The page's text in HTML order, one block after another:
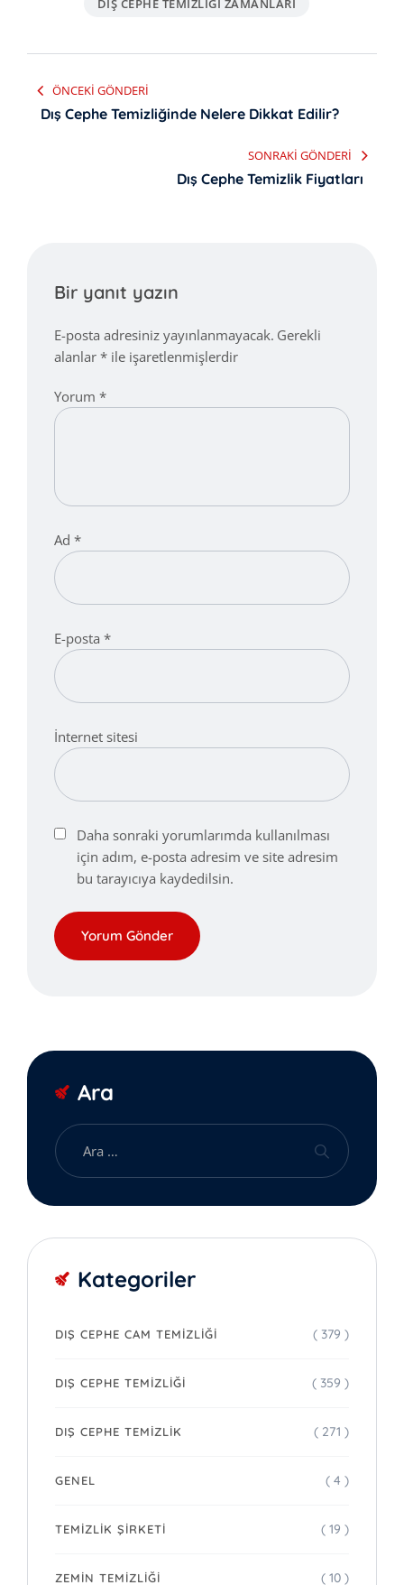
DIŞ CEPHE TEMIZLIĞI ZAMANLARI
Yazı
gezinmesi
ÖNCEKI GÖNDERI
Dış Cephe Temizliğinde Nelere Dikkat Edilir?
SONRAKI GÖNDERI
Dış Cephe Temizlik Fiyatları
Bir yanıt yazın
E-posta adresiniz yayınlanmayacak. Gerekli
alanlar * ile işaretlenmişlerdir
Yorum *
Ad *
E-posta *
İnternet sitesi
Daha sonraki yorumlarımda kullanılması
için adım, e-posta adresim ve site adresim
bu tarayıcıya kaydedilsin.
Ara
Kategoriler
DIŞ CEPHE CAM TEMIZLIĞI ( 379 )
DIŞ CEPHE TEMIZLIĞI ( 359 )
DIŞ CEPHE TEMIZLIK ( 271 )
GENEL ( 4 )
TEMIZLIK ŞIRKETI ( 19 )
ZEMIN TEMIZLIĞI ( 10 )